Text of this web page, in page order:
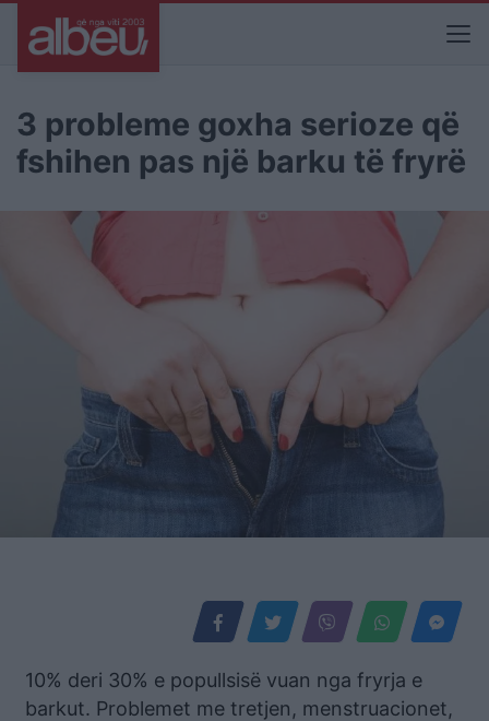
3 probleme goxha serioze që
fshihen pas një barku të fryrë
10% deri 30% e popullsisë vuan nga fryrja e
barkut. Problemet me tretjen, menstruacionet,